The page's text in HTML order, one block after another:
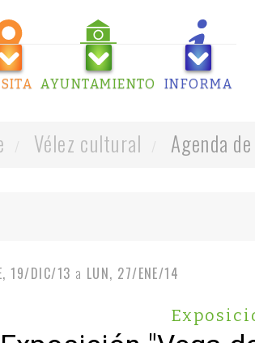
AYUNTAMIENTO INFORMA
Vélez cultural Agenda
19/DIC/13 a LUN, 27/ENE/14